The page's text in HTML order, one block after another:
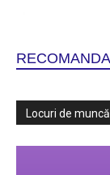
Locuri de